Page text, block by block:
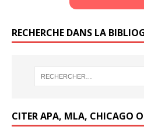
RECHERCHE DANS LA
CITER APA, MLA, CHICAGO